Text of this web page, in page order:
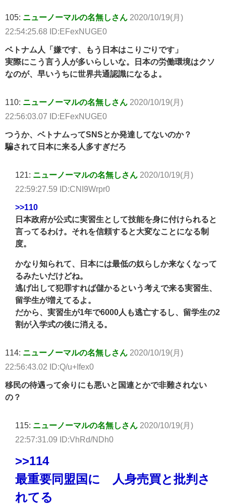
105: ニューノーマルの名無しさん 2020/10/19(月)
22:54:25.68 ID:EFexNUGE0
ベトナム人「嫌です、もう日本はこりごりです」
実際にこう言う人が多いらしいな。日本の労働環境はクソ
なのが、早いうちに世界共通認識になるよ。
110: ニューノーマルの名無しさん 2020/10/19(月)
22:56:03.07 ID:EFexNUGE0
つうか、ベトナムってSNSとか発達してないのか？
騙されて日本に来る人多すぎだろ
121: ニューノーマルの名無しさん 2020/10/19(月)
22:59:27.59 ID:CNI9Wrpr0
>>110
日本政府が公式に実習生として技能を身に付けられると
言ってるわけ。それを信頼すると大変なことになる制
度。
かなり知られて、日本には最低の奴らしか来なくなって
るみたいだけどね。
逃げ出して犯罪すれば儲かるという考えで来る実習生、
留学生が増えてるよ。
だから、実習生が1年で6000人も逃亡するし、留学生の2
割が入学式の後に消える。
114: ニューノーマルの名無しさん 2020/10/19(月)
22:56:43.02 ID:Q/u+Ifex0
移民の待遇って余りにも悪いと国連とかで非難されない
の？
115: ニューノーマルの名無しさん 2020/10/19(月)
22:57:31.09 ID:VhRd/NDh0
>>114
最重要同盟国に 人身売買と批判さ
れてる